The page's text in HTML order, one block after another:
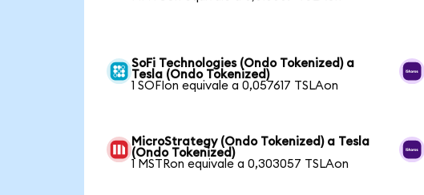
SoFi Technologies (Ondo Tokenized) a
Tesla (Ondo Tokenized)
1 SOFIon equivale a 0,057617 TSLAon
MicroStrategy (Ondo Tokenized) a Tesla
(Ondo Tokenized)
1 MSTRon equivale a 0,303057 TSLAon